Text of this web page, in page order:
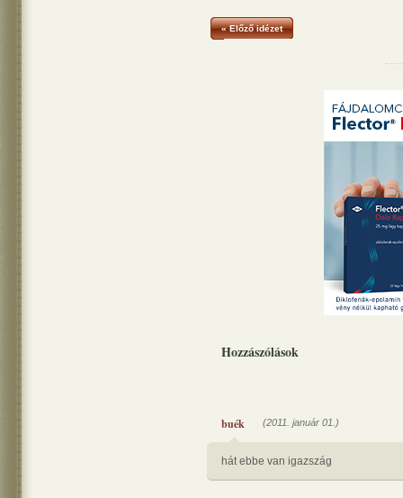
« Előző idézet
Hozzászólások
buék (2011. január 01.)
hát ebbe van igazszág